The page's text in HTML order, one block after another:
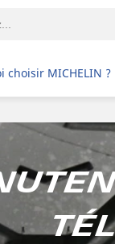
choisir MICHELIN ?